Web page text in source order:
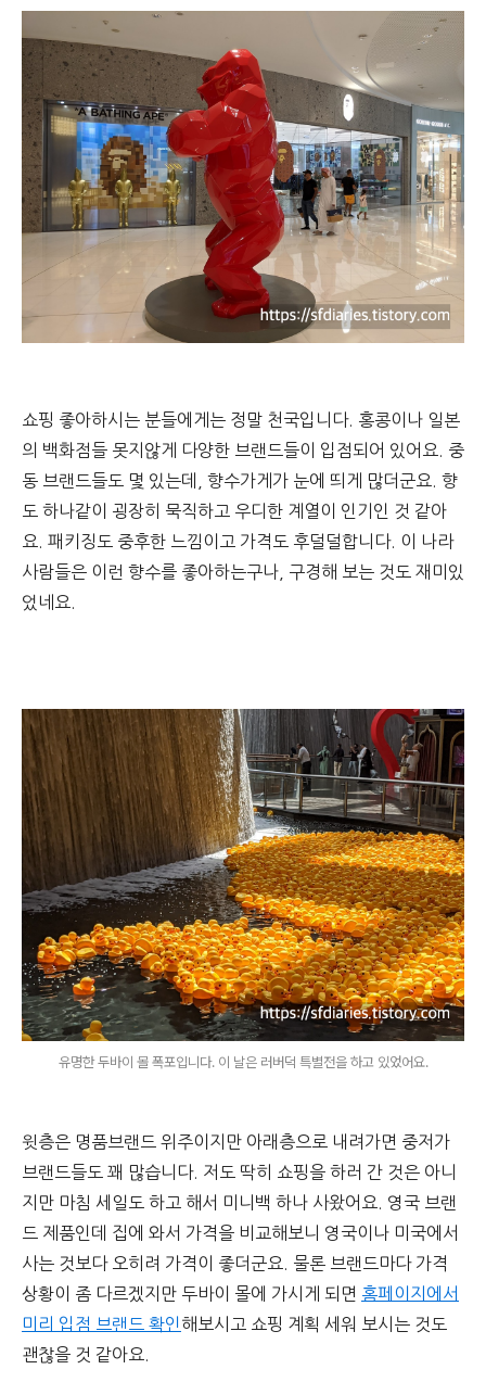
쇼핑 좋아하시는 분들에게는 정말 천국입니다. 홍콩이나 일본
의 백화점들 못지않게 다양한 브랜드들이 입점되어 있어요. 중
동 브랜드들도 몇 있는데, 향수가게가 눈에 띄게 많더군요. 향
도 하나같이 굉장히 묵직하고 우디한 계열이 인기인 것 같아
요. 패키징도 중후한 느낌이고 가격도 후덜덜합니다. 이 나라
사람들은 이런 향수를 좋아하는구나, 구경해 보는 것도 재미있
었네요.
유명한 두바이 몰 폭포입니다. 이 날은 러버덕 특별전을 하고 있었어요.
윗층은 명품브랜드 위주이지만 아래층으로 내려가면 중저가
브랜드들도 꽤 많습니다. 저도 딱히 쇼핑을 하러 간 것은 아니
지만 마침 세일도 하고 해서 미니백 하나 사왔어요. 영국 브랜
드 제품인데 집에 와서 가격을 비교해보니 영국이나 미국에서
사는 것보다 오히려 가격이 좋더군요. 물론 브랜드마다 가격
상황이 좀 다르겠지만 두바이 몰에 가시게 되면 홈페이지에서
미리 입점 브랜드 확인해보시고 쇼핑 계획 세워 보시는 것도
괜찮을 것 같아요.